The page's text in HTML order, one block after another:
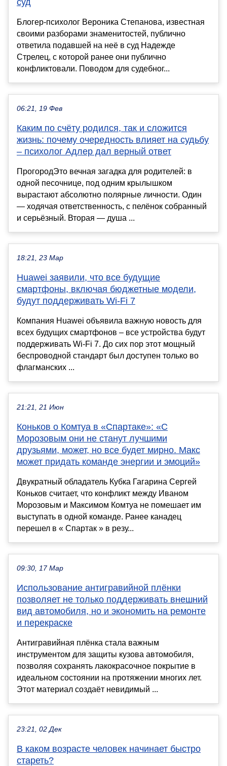
Блогер-психолог Вероника Степанова, известная
своими разборами знаменитостей, публично
ответила подавшей на неё в суд Надежде
Стрелец, с которой ранее они публично
конфликтовали. Поводом для судебног...
06:21, 19 Фев
Каким по счёту родился, так и сложится
жизнь: почему очередность влияет на судьбу
– психолог Адлер дал верный ответ
ПрогородЭто вечная загадка для родителей: в
одной песочнице, под одним крылышком
вырастают абсолютно полярные личности. Один
— ходячая ответственность, с пелёнок собранный
и серьёзный. Вторая — душа ...
18:21, 23 Мар
Huawei заявили, что все будущие
смартфоны, включая бюджетные модели,
будут поддерживать Wi-Fi 7
Компания Huawei объявила важную новость для
всех будущих смартфонов – все устройства будут
поддерживать Wi-Fi 7. До сих пор этот мощный
беспроводной стандарт был доступен только во
флагманских ...
21:21, 21 Июн
Коньков о Комтуа в «Спартаке»: «С
Морозовым они не станут лучшими
друзьями, может, но все будет мирно. Макс
может придать команде энергии и эмоций»
Двукратный обладатель Кубка Гагарина Сергей
Коньков считает, что конфликт между Иваном
Морозовым и Максимом Комтуа не помешает им
выступать в одной команде. Ранее канадец
перешел в « Спартак » в резу...
09:30, 17 Мар
Использование антигравийной плёнки
позволяет не только поддерживать внешний
вид автомобиля, но и экономить на ремонте
и перекраске
Антигравийная плёнка стала важным
инструментом для защиты кузова автомобиля,
позволяя сохранять лакокрасочное покрытие в
идеальном состоянии на протяжении многих лет.
Этот материал создаёт невидимый ...
23:21, 02 Дек
В каком возрасте человек начинает быстро
стареть?